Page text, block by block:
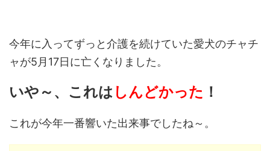
今年に入ってずっと介護を続けていた愛犬のチャチ
ャが5月17日に亡くなりました。
いや～、これは しんどかった ！
これが今年一番響いた出来事でしたね～。